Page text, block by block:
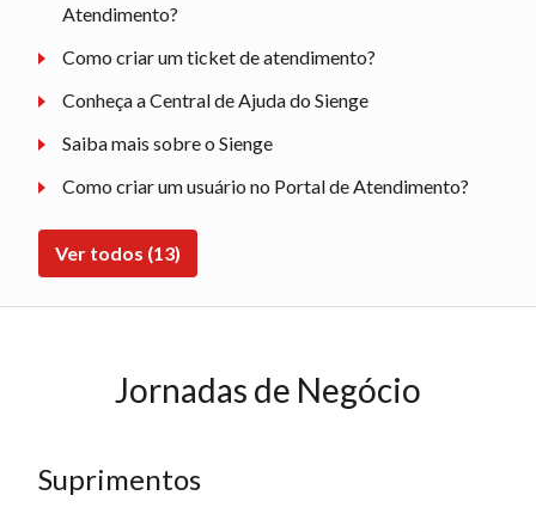
Atendimento?
Como criar um ticket de atendimento?
Conheça a Central de Ajuda do Sienge
Saiba mais sobre o Sienge
Como criar um usuário no Portal de Atendimento?
Ver todos (13)
Jornadas de Negócio
Suprimentos